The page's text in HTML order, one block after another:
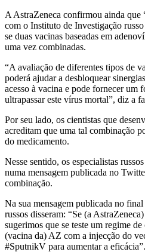
A AstraZeneca confirmou ainda que
com o Instituto de Investigação
se duas vacinas baseadas em
uma vez combinadas.
“A avaliação de diferentes tipos de
poderá ajudar a desbloquear
acesso à vacina e pode fornecer um
ultrapassar este vírus mortal”, diz a
Por seu lado, os cientistas que
acreditam que uma tal combinação
do medicamento.
Nesse sentido, os especialistas
numa mensagem publicada no
combinação.
Na sua mensagem publicada no
russos disseram: “Se (a
sugerimos que se teste um regime
(vacina da) AZ com a injecção do
#SputnikV para aumentar a eficácia”.